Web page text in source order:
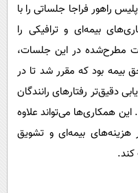
راهور فراجا جلساتی را با
بیمه‌ای و ترافیکی را
مطرح‌شده در این جلسات،
حق بیمه بود که مقرر شد تا در
دقیق‌تر رفتارهای رانندگان
این همکاری‌ها می‌تواند علاوه
بیمه‌ای و تشویق
کند.